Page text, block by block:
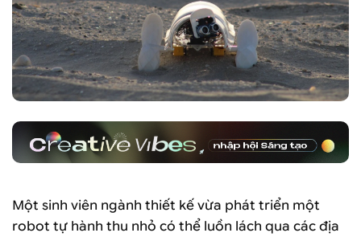
Một sinh viên ngành thiết kế vừa phát triển một
robot tự hành thu nhỏ có thể luồn lách qua các địa